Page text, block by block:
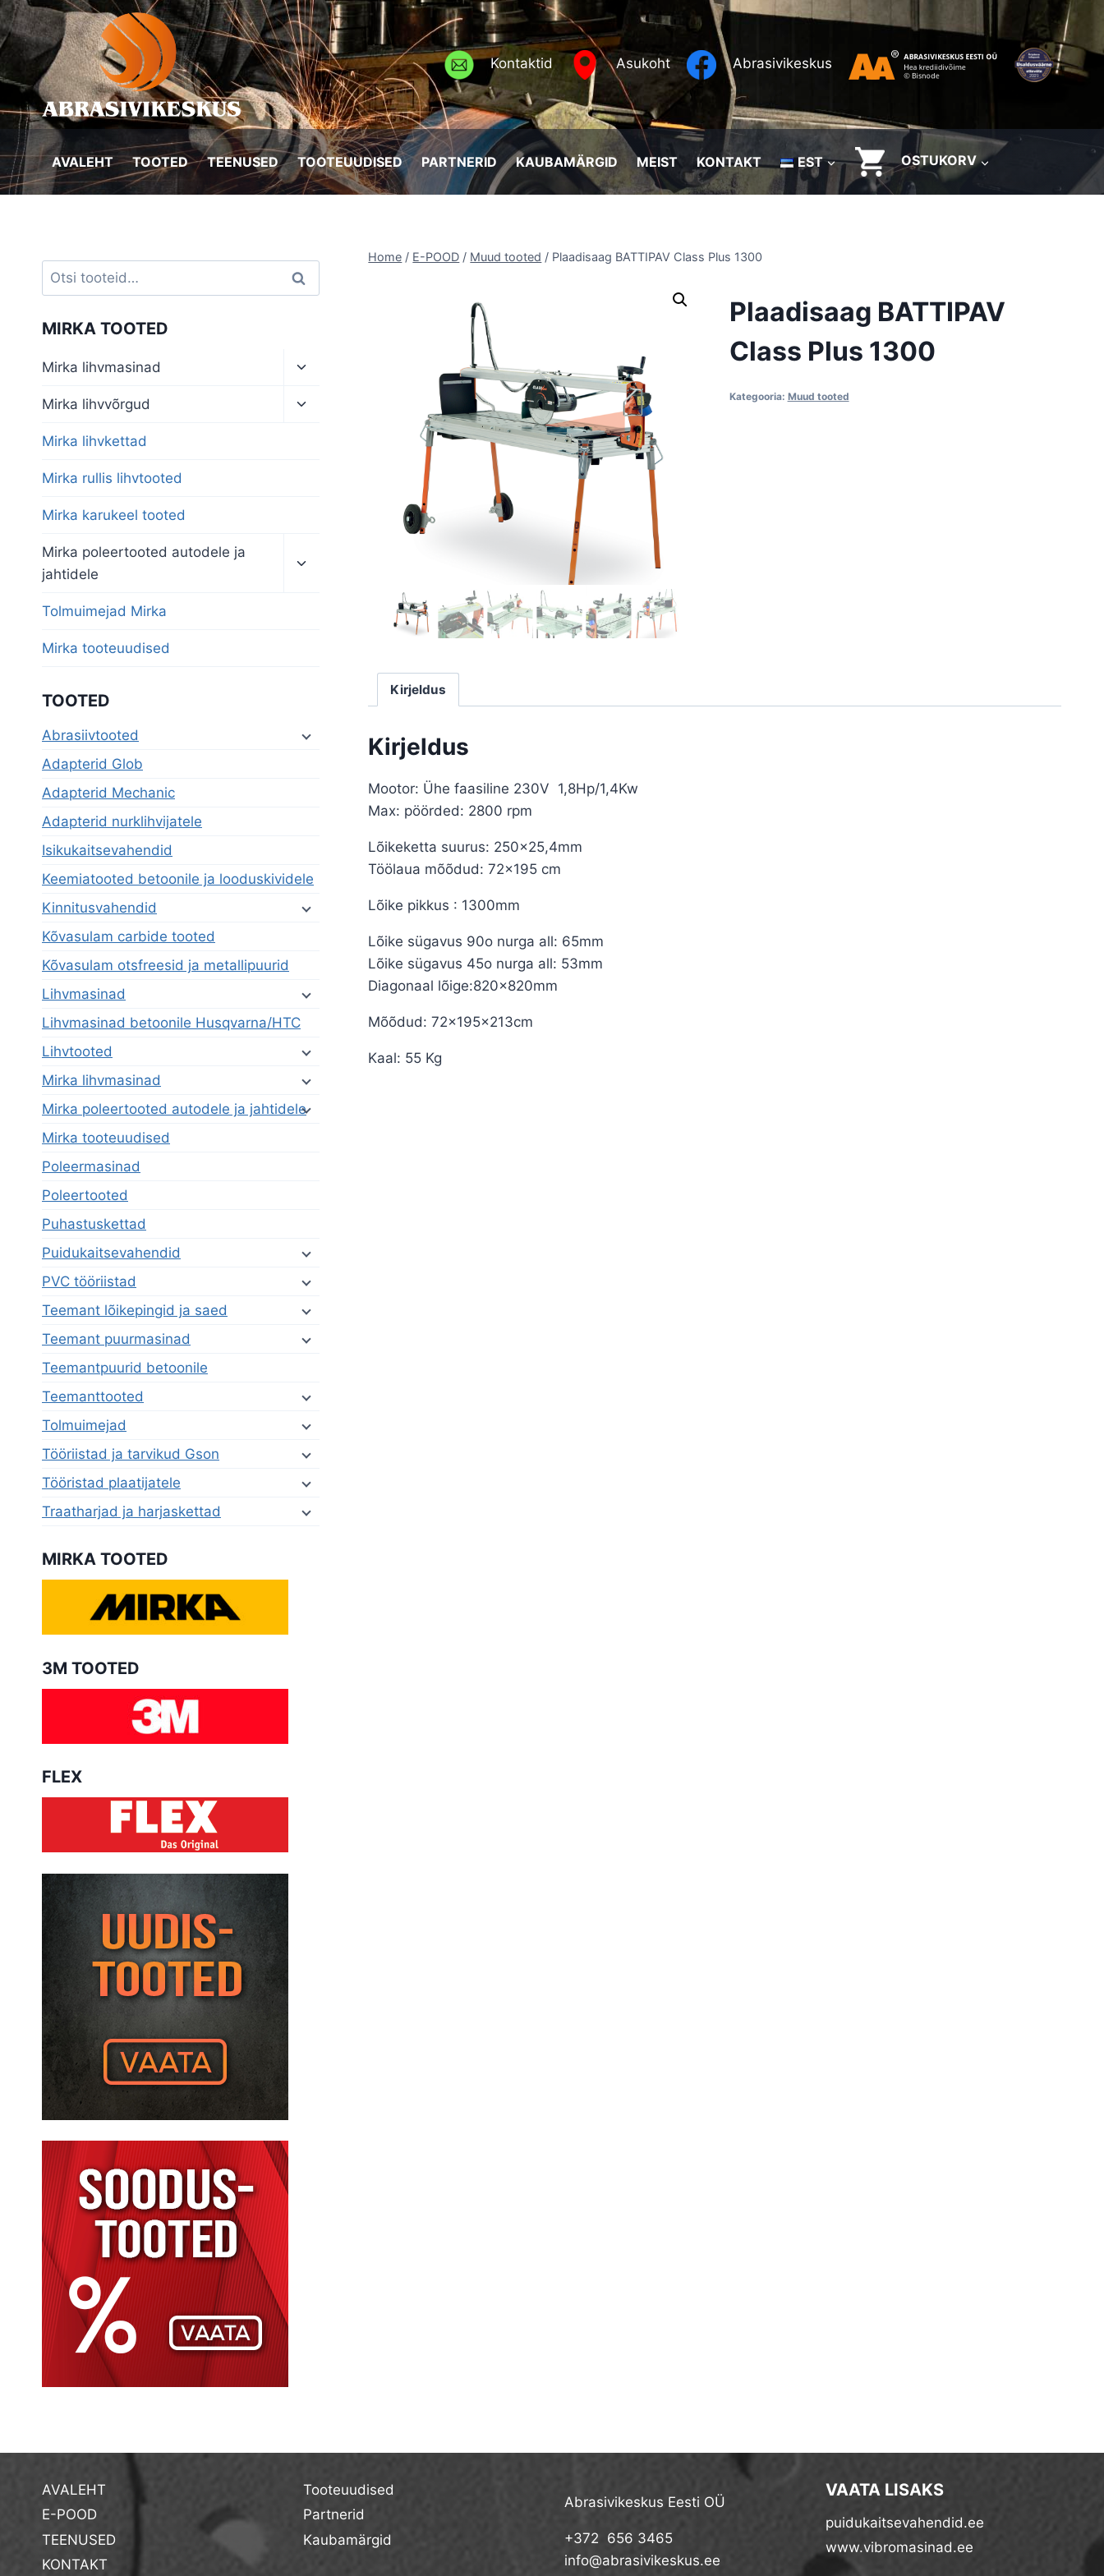
Skip
to
content
Kontaktid Asukoht Abrasivikeskus
AVALEHT TOOTED TEENUSED TOOTEUUDISED PARTNERID KAUBAMÄRGID MEIST KONTAKT EST OSTUKORV
Home / E-POOD / Muud tooted / Plaadisaag BATTIPAV Class Plus 1300
Plaadisaag BATTIPAV
Class Plus 1300
Kategooria: Muud tooted
Kirjeldus
Kirjeldus
Mootor: Ühe faasiline 230V 1,8Hp/1,4Kw
Max: pöörded: 2800 rpm
Lõikeketta suurus: 250×25,4mm
Töölaua mõõdud: 72×195 cm
Lõike pikkus : 1300mm
Lõike sügavus 90o nurga all: 65mm
Lõike sügavus 45o nurga all: 53mm
Diagonaal lõige:820x820mm
Mõõdud: 72x195x213cm
Kaal: 55 Kg
Otsi: Otsi
MIRKA TOOTED
Mirka lihvmasinad
Toggle
menu
Mirka lihvvõrgud
Toggle
Mirka lihvkettad
Mirka rullis lihvtooted
Mirka karukeel tooted
Mirka poleertooted autodele ja
jahtidele
child
Tolmuimejad Mirka
Mirka tooteuudised
TOOTED
Abrasiivtooted
Adapterid Glob
Adapterid Mechanic
Adapterid nurklihvijatele
Isikukaitsevahendid
Keemiatooted betoonile ja looduskividele
Kinnitusvahendid
Kõvasulam carbide tooted
Kõvasulam otsfreesid ja metallipuurid
Lihvmasinad
Lihvmasinad betoonile Husqvarna/HTC
Lihvtooted
Mirka lihvmasinad
Mirka poleertooted autodele ja jahtidele
Mirka tooteuudised
Poleermasinad
Poleertooted
Puhastuskettad
Puidukaitsevahendid
PVC tööriistad
Teemant lõikepingid ja saed
Teemant puurmasinad
Teemantpuurid betoonile
Teemanttooted
Tolmuimejad
Tööriistad ja tarvikud Gson
Tööristad plaatijatele
Traatharjad ja harjaskettad
MIRKA TOOTED
3M TOOTED
FLEX
AVALEHT
E-POOD
TEENUSED
KONTAKT
Tooteuudised
Partnerid
Kaubamärgid
Abrasivikeskus Eesti OÜ
+372 656 3465
info@abrasivikeskus.ee
VAATA LISAKS
puidukaitsevahendid.ee
www.vibromasinad.ee